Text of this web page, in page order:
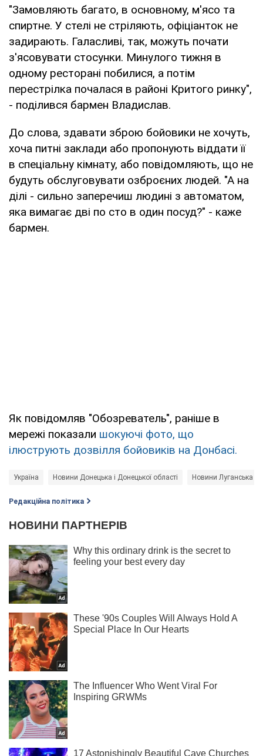
"Замовляють багато, в основному, м'ясо та
спиртне. У стелі не стріляють, офіціанток не
задирають. Галасливі, так, можуть почати
з'ясовувати стосунки. Минулого тижня в
одному ресторані побилися, а потім
перестрілка почалася в районі Критого ринку",
- поділився бармен Владислав.
До слова, здавати зброю бойовики не хочуть,
хоча питні заклади або пропонують віддати її
в спеціальну кімнату, або повідомляють, що не
будуть обслуговувати озброєних людей. "А на
ділі - сильно заперечиш людині з автоматом,
яка вимагає дві по сто в один посуд?" - каже
бармен.
Як повідомляв "Обозреватель", раніше в
мережі показали шокуючі фото, що
ілюструють дозвілля бойовиків на Донбасі.
Україна Новини Донецька і Донецької області Новини Луганська і
Редакційна політика